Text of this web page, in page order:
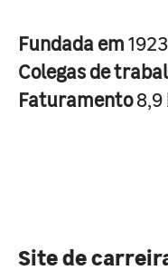
Fundada em1923
Colegas de
Faturamento
Site de